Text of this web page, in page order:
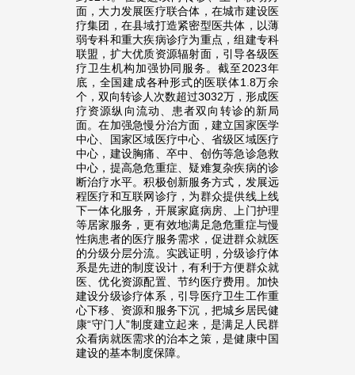
面，大力发展医疗联合体，在城市建设医
疗集团，在县域打造紧密型医共体，以薄
弱专科和重大疾病诊疗为重点，组建专科
联盟，扩大优质资源辐射面，引导各级医
疗卫生机构加强协同服务。截至2023年
底，全国建成各种形式的医联体1.8万余
个，双向转诊人次数超过3032万，形成医
疗资源纵向流动、患者双向转诊的新局
面。在加强急慢分治方面，建立国家医学
中心、国家区域医疗中心、省级区域医疗
中心，建设胸痛、卒中、创伤等急诊急救
中心，提高急危重症、疑难复杂疾病的诊
断治疗水平。积极创新服务方式，发展远
程医疗和互联网诊疗，为群众提供线上线
下一体化服务，开展家庭病房、上门护理
等居家服务，更有效地满足急危重症与慢
性病患者的医疗服务需求，促进群众就医
的分级分层分流。实践证明，分级诊疗体
系是先进的制度设计，有利于方便群众就
医、优化资源配置、节约医疗费用。加快
建设分级诊疗体系，引导医疗卫生工作重
心下移、资源和服务下沉，把城乡居民健
康“守门人”制度建立起来，是满足人民群
众看病就医需求的治本之策，是健康中国
建设的基本制度保障。